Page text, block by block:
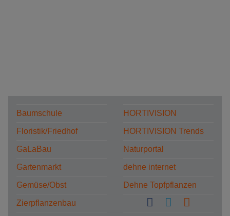
Baumschule
Floristik/Friedhof
GaLaBau
Gartenmarkt
Gemüse/Obst
Zierpflanzenbau
HORTIVISION
HORTIVISION Trends
Naturportal
dehne internet
Dehne Topfpflanzen